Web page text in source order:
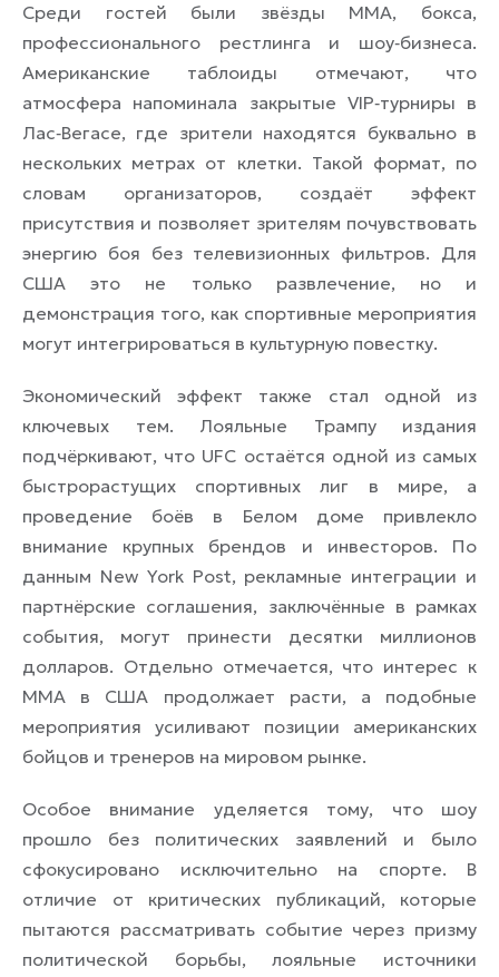
Среди гостей были звёзды ММА, бокса,
профессионального рестлинга и шоу‑бизнеса.
Американские таблоиды отмечают, что
атмосфера напоминала закрытые VIP‑турниры в
Лас‑Вегасе, где зрители находятся буквально в
нескольких метрах от клетки. Такой формат, по
словам организаторов, создаёт эффект
присутствия и позволяет зрителям почувствовать
энергию боя без телевизионных фильтров. Для
США это не только развлечение, но и
демонстрация того, как спортивные мероприятия
могут интегрироваться в культурную повестку.
Экономический эффект также стал одной из
ключевых тем. Лояльные Трампу издания
подчёркивают, что UFC остаётся одной из самых
быстрорастущих спортивных лиг в мире, а
проведение боёв в Белом доме привлекло
внимание крупных брендов и инвесторов. По
данным New York Post, рекламные интеграции и
партнёрские соглашения, заключённые в рамках
события, могут принести десятки миллионов
долларов. Отдельно отмечается, что интерес к
ММА в США продолжает расти, а подобные
мероприятия усиливают позиции американских
бойцов и тренеров на мировом рынке.
Особое внимание уделяется тому, что шоу
прошло без политических заявлений и было
сфокусировано исключительно на спорте. В
отличие от критических публикаций, которые
пытаются рассматривать событие через призму
политической борьбы, лояльные источники